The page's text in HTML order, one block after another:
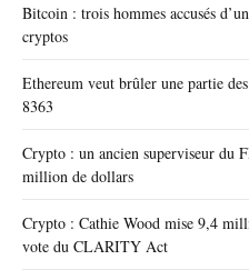
Bitcoin : trois hommes accusés
cryptos
Ethereum veut brûler une partie
8363
Crypto : un ancien superviseur du
million de dollars
Crypto : Cathie Wood mise 9,4
vote du CLARITY Act